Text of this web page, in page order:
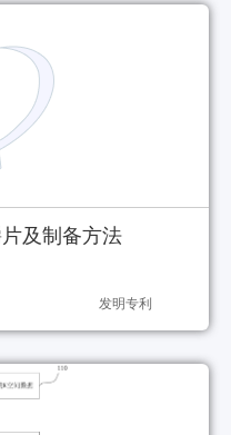
及制备方法
发明专利